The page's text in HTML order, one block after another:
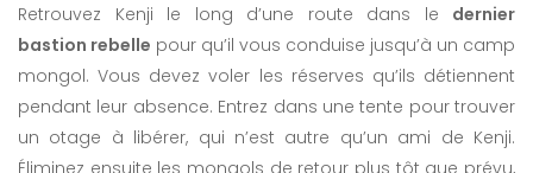
Retrouvez Kenji le long d’une route dans le dernier
bastion rebelle pour qu’il vous conduise jusqu’à un camp
mongol. Vous devez voler les réserves qu’ils détiennent
pendant leur absence. Entrez dans une tente pour trouver
un otage à libérer, qui n’est autre qu’un ami de Kenji.
Éliminez ensuite les mongols de retour plus tôt que prévu,